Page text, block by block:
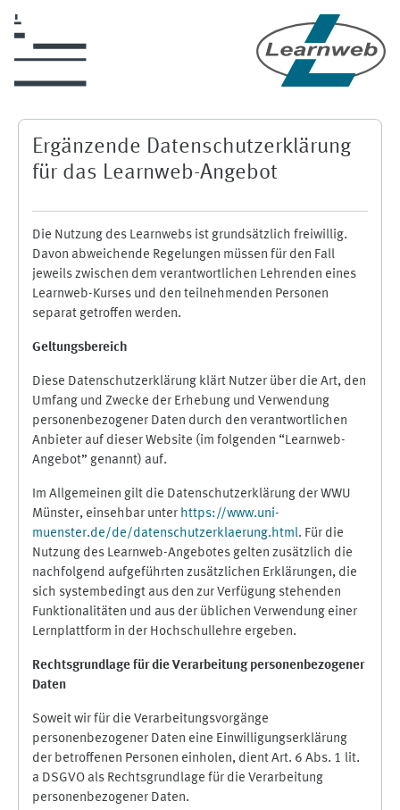
Ergänzende Datenschutzerklärung
für das Learnweb-Angebot
Die Nutzung des Learnwebs ist grundsätzlich freiwillig.
Davon abweichende Regelungen müssen für den Fall
jeweils zwischen dem verantwortlichen Lehrenden eines
Learnweb-Kurses und den teilnehmenden Personen
separat getroffen werden.
Geltungsbereich
Diese Datenschutzerklärung klärt Nutzer über die Art, den
Umfang und Zwecke der Erhebung und Verwendung
personenbezogener Daten durch den verantwortlichen
Anbieter auf dieser Website (im folgenden “Learnweb-
Angebot” genannt) auf.
Im Allgemeinen gilt die Datenschutzerklärung der WWU
Münster, einsehbar unter https://www.uni-
muenster.de/de/datenschutzerklaerung.html. Für die
Nutzung des Learnweb-Angebotes gelten zusätzlich die
nachfolgend aufgeführten zusätzlichen Erklärungen, die
sich systembedingt aus den zur Verfügung stehenden
Funktionalitäten und aus der üblichen Verwendung einer
Lernplattform in der Hochschullehre ergeben.
Rechtsgrundlage für die Verarbeitung personenbezogener
Daten
Soweit wir für die Verarbeitungsvorgänge
personenbezogener Daten eine Einwilligungserklärung
der betroffenen Personen einholen, dient Art. 6 Abs. 1 lit.
a DSGVO als Rechtsgrundlage für die Verarbeitung
personenbezogener Daten.